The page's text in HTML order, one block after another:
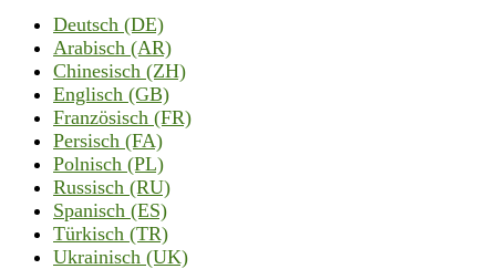
Deutsch (DE)
Arabisch (AR)
Chinesisch (ZH)
Englisch (GB)
Französisch (FR)
Persisch (FA)
Polnisch (PL)
Russisch (RU)
Spanisch (ES)
Türkisch (TR)
Ukrainisch (UK)